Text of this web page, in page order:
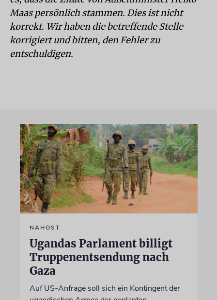
Maas persönlich stammen. Dies ist nicht
korrekt. Wir haben die betreffende Stelle
korrigiert und bitten, den Fehler zu
entschuldigen.
NAHOST
Ugandas Parlament billigt
Truppenentsendung nach
Gaza
Auf US-Anfrage soll sich ein Kontingent der